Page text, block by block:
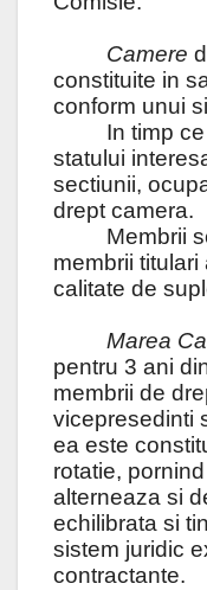
Camere
constituite in
conform unui
In timp ce
statului
sectiunii,
drept camera.
Membrii
membrii
calitate de
Marea
pentru 3 ani
membrii de
vicepresedinti
ea este
rotatie,
alterneaza si
echilibrata si
sistem juridic
contractante.